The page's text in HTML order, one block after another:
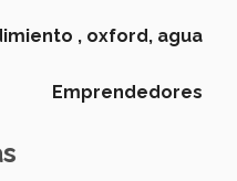
, oxford, agua
Emprendedores